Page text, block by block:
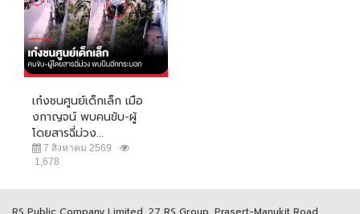
เก๋งชนศูนย์เด็กเล็ก เมือ
งกาญจน์ พบคนขับ-ผู้
โดยสารฉี่ม่วง...
7 สิงหาคม 2569
1,678